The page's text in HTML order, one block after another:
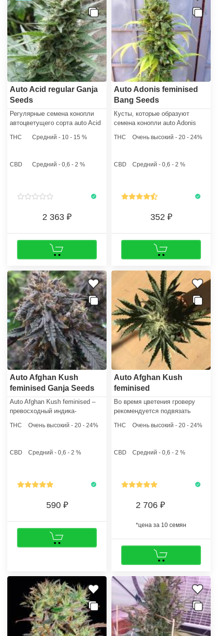
Auto Acid regular Ganja
Seeds
Регулярные семена конопли
автоцветущего сорта auto Acid
изобилием положительных
THC Средний - 10 - 15 %
CBD Средний - 0,6 - 2 %
2 363
Auto Adonis feminised
Bang Seeds
Кусты, которые образуют
семена конопли auto Adonis
вегетативного роста в
грове в закрытом помещении
высотой до 60 сантиметров.
THC Очень высокий - 20 - 24%
CBD Средний - 0,6 - 2 %
352
Auto Afghan Kush
feminised Ganja Seeds
Auto Afghan Kush feminised –
превосходный индика-
прекрасно адаптированный к
Доминирующая индика
основной стебель и крепкие
THC Очень высокий - 20 - 24%
CBD Средний - 0,6 - 2 %
590
Auto Afghan Kush
feminised
GanjaLiveSeeds
Во время цветения гроверу
рекомендуется подвязать
избежание надлома под
показателями урожайности и
THC Очень высокий - 20 - 24%
CBD Средний - 0,6 - 2 %
2 706
*цена за 10 семян